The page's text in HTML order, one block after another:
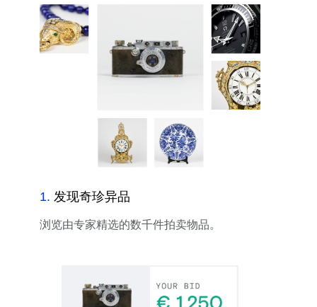
1. 发现奇珍异品
浏览由专家精选的数千件拍卖物品。